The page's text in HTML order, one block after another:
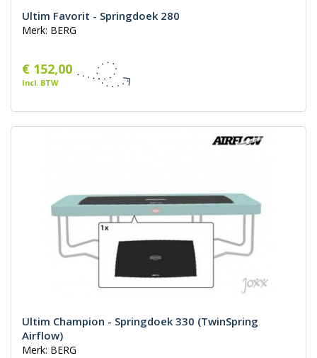
Ultim Favorit - Springdoek 280
Merk: BERG
€ 152,00
Incl. BTW
Ultim Champion - Springdoek 330 (TwinSpring
Airflow)
Merk: BERG